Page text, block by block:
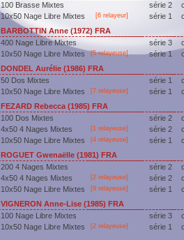
100 Brasse Mixtes
série 2
10x50 Nage Libre Mixtes
[6 relayeur] série 1
BARBOTTIN Anne (1972) FRA
400 Nage Libre Mixtes
série 3
10x50 Nage Libre Mixtes
[5 relayeuse] série 1
DONDEL Aurélie (1986) FRA
50 Dos Mixtes
série 1
10x50 Nage Libre Mixtes
[7 relayeuse] série 1
FEZARD Rebecca (1985) FRA
100 Dos Mixtes
série 2
4x50 4 Nages Mixtes
[1 relayeuse] série 2
10x50 Nage Libre Mixtes
[4 relayeuse] série 1
ROGUET Gwenaëlle (1981) FRA
200 4 Nages Mixtes
série 2
4x50 4 Nages Mixtes
[2 relayeuse] série 2
10x50 Nage Libre Mixtes
[9 relayeuse] série 1
VIGNERON Anne-Lise (1985) FRA
100 Nage Libre Mixtes
série 3
10x50 Nage Libre Mixtes
[2 relayeuse] série 1